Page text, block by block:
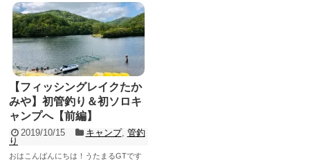
【フィッシングレイクたか
みや】初管釣り＆初ソロキ
ャンプへ【前編】
2019/10/15 キャンプ, 管釣
り
おはこんばんにちは！うたまるGTです